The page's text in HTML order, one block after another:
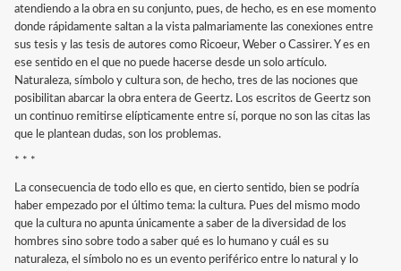
atendiendo a la obra en su conjunto, pues, de hecho, es en ese momento
donde rápidamente saltan a la vista palmariamente las conexiones entre
sus tesis y las tesis de autores como Ricoeur, Weber o Cassirer. Y es en
ese sentido en el que no puede hacerse desde un solo artículo.
Naturaleza, símbolo y cultura son, de hecho, tres de las nociones que
posibilitan abarcar la obra entera de Geertz. Los escritos de Geertz son
un continuo remitirse elípticamente entre sí, porque no son las citas las
que le plantean dudas, son los problemas.
* * *
La consecuencia de todo ello es que, en cierto sentido, bien se podría
haber empezado por el último tema: la cultura. Pues del mismo modo
que la cultura no apunta únicamente a saber de la diversidad de los
hombres sino sobre todo a saber qué es lo humano y cuál es su
naturaleza, el símbolo no es un evento periférico entre lo natural y lo